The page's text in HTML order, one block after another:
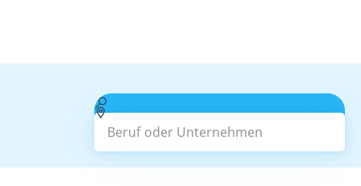
Beruf oder Unternehmen
Suchen